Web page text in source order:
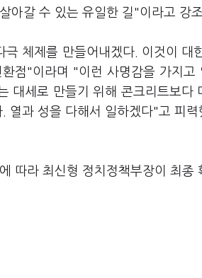
아갈 수 있는 유일한 길"이라고 강
체제를 만들어내겠다. 이것이 대
점"이라며 "이런 사명감을 가지
대세로 만들기 위해 콘크리트보다
열과 성을 다해서 일하겠다"고 피력
따라 최신형 정치정책부장이 최종